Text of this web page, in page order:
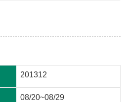
201312
08/20~08/29